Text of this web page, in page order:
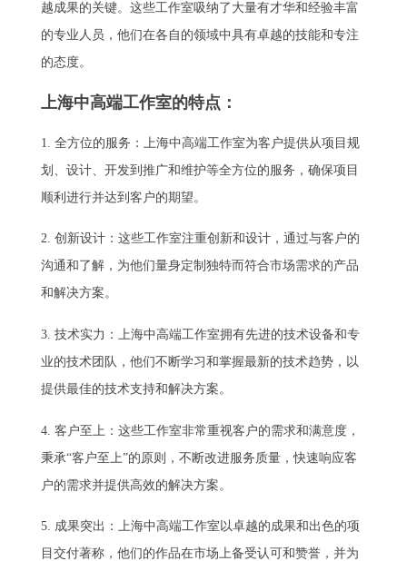
越成果的关键。这些工作室吸纳了大量有才华和经验丰富
的专业人员，他们在各自的领域中具有卓越的技能和专注
的态度。
上海中高端工作室的特点：
1. 全方位的服务：上海中高端工作室为客户提供从项目规
划、设计、开发到推广和维护等全方位的服务，确保项目
顺利进行并达到客户的期望。
2. 创新设计：这些工作室注重创新和设计，通过与客户的
沟通和了解，为他们量身定制独特而符合市场需求的产品
和解决方案。
3. 技术实力：上海中高端工作室拥有先进的技术设备和专
业的技术团队，他们不断学习和掌握最新的技术趋势，以
提供最佳的技术支持和解决方案。
4. 客户至上：这些工作室非常重视客户的需求和满意度，
秉承“客户至上”的原则，不断改进服务质量，快速响应客
户的需求并提供高效的解决方案。
5. 成果突出：上海中高端工作室以卓越的成果和出色的项
目交付著称，他们的作品在市场上备受认可和赞誉，并为